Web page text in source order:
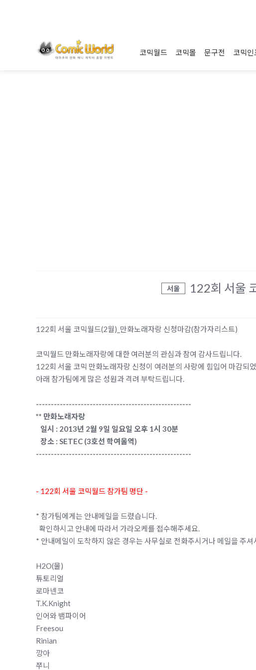
코믹월드 코믹몰 문구전 코믹인
서울 122회 서울
122회 서울 코믹월드(2월)_만화노래자랑 신청마감(참가자리스트)
코믹월드 만화노래자랑에 대한 여러분의 관심과 참여 감사드립니다.
122회 서울 코믹 만화노래자랑 신청이 여러분의 사랑에 힘입어 마감되
아래 참가팀에게 많은 성원과 격려 부탁드립니다.
----------------------------------------------------
** 만화노래자랑
일시 : 2013년 2월 9일 일요일 오후 1시 30분
장소 : SETEC (3호선 학여울역)
----------------------------------------------------
- 122회 서울 코믹월드 참가팀 명단 -
* 참가팀에게는 안내메일을 드렸습니다.
확인하시고 안내에 따라서 가라오케를 접수해주세요.
* 안내메일이 도착하지 않은 경우는 사무실로 전화주시거나 메일을 주
H2O(물)
튜토리얼
로마넨코
T.K.Knight
인어와 뱀파이어
Freesou
Rinian
깡아
쭈니